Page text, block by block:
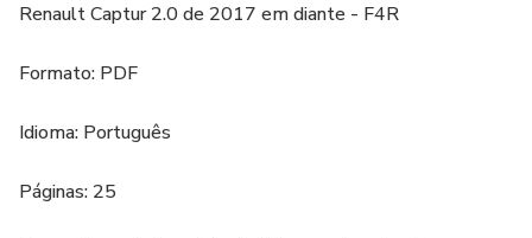
Renault Captur 2.0 de 2017 em diante - F4R
Formato: PDF
Idioma: Português
Páginas: 25